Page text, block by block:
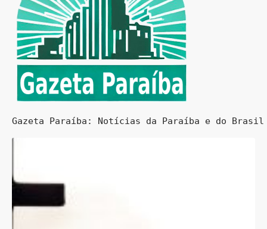
Gazeta Paraíba: Notícias da Paraíba e do